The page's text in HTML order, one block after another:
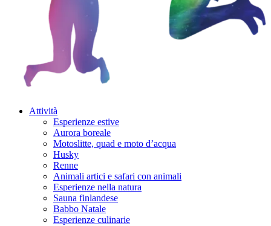
Attività
Esperienze estive
Aurora boreale
Motoslitte, quad e moto d’acqua
Husky
Renne
Animali artici e safari con animali
Esperienze nella natura
Sauna finlandese
Babbo Natale
Esperienze culinarie